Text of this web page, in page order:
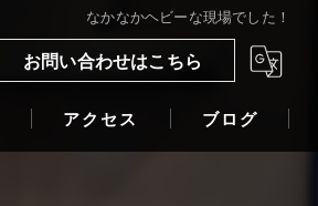
なかなかヘビーな現場でした！
お問い合わせはこちら
アクセス ブログ